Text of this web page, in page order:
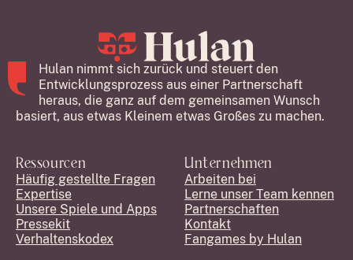
Hulan nimmt sich zurück und steuert den
Entwicklungsprozess aus einer Partnerschaft
heraus, die ganz auf dem gemeinsamen Wunsch
basiert, aus etwas Kleinem etwas Großes zu machen.
Ressourcen
Häufig gestellte Fragen
Expertise
Unsere Spiele und Apps
Pressekit
Verhaltenskodex
Unternehmen
Arbeiten bei
Lerne unser Team kennen
Partnerschaften
Kontakt
Fangames by Hulan